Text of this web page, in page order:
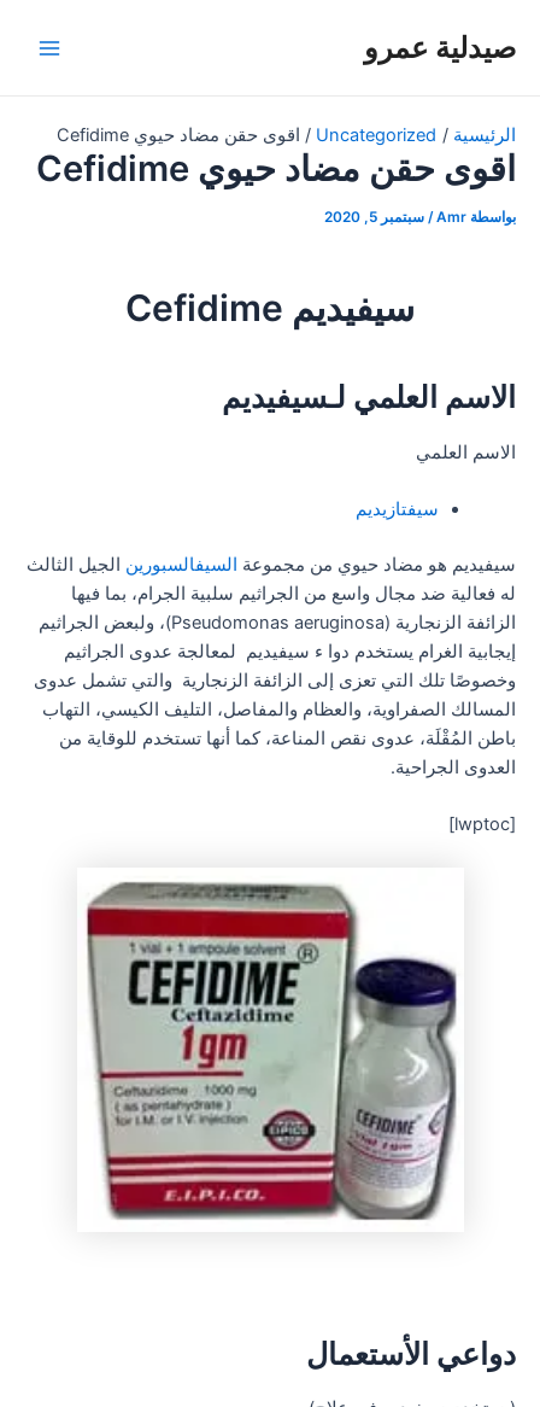
صيدلية عمرو
الرئيسية Uncategorized اقوى حقن مضاد حيوي Cefidime
اقوى حقن مضاد حيوي Cefidime
بواسطة Amr
/ سبتمبر 5, 2020
سيفيديم Cefidime
الاسم العلمي لـسيفيديم
الاسم العلمي
سيفتازيديم
سيفيديم هو مضاد حيوي من مجموعة السيفالسبورين الجيل الثالث
له فعالية ضد مجال واسع من الجراثيم سلبية الجرام، بما فيها
الزائفة الزنجارية (Pseudomonas aeruginosa)، ولبعض الجراثيم
إيجابية الغرام يستخدم دوا ء سيفيديم لمعالجة عدوى الجراثيم
وخصوصًا تلك التي تعزى إلى الزائفة الزنجارية والتي تشمل عدوى
المسالك الصفراوية، والعظام والمفاصل، التليف الكيسي، التهاب
باطن المُقْلَة، عدوى نقص المناعة، كما أنها تستخدم للوقاية من
العدوى الجراحية.
[lwptoc]
دواعي الأستعمال